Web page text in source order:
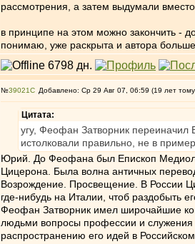
рассмотрения, а затем выдумали
в принципе на этом можно закончить -
понимаю, уже раскрыта и автора
№39021 Добавлено: Ср 29 Авг 07, 06:59 (19 лет
Цитата:
угу, Феофан Затворник переиначил
истолковали правильно, не в
Юрий. До Феофана был Епископ
Цицерона. Была волна античных
Возрождение. Просвещение. В России
где-нибудь на Италии, чтоб раздобыть
Феофан Затворник имел широчайшие
людьми вопросы профессии и
распространению его идей в